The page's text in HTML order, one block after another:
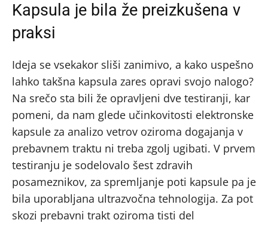
Kapsula je bila že preizkušena v
praksi
Ideja se vsekakor sliši zanimivo, a kako uspešno
lahko takšna kapsula zares opravi svojo nalogo?
Na srečo sta bili že opravljeni dve testiranji, kar
pomeni, da nam glede učinkovitosti elektronske
kapsule za analizo vetrov oziroma dogajanja v
prebavnem traktu ni treba zgolj ugibati. V prvem
testiranju je sodelovalo šest zdravih
posameznikov, za spremljanje poti kapsule pa je
bila uporabljana ultrazvočna tehnologija. Za pot
skozi prebavni trakt oziroma tisti del